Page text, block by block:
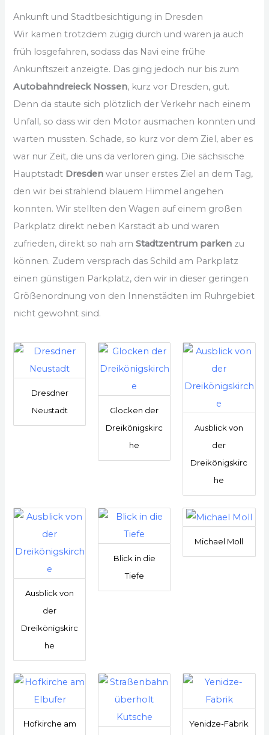
Ankunft und Stadtbesichtigung in Dresden
Wir kamen trotzdem zügig durch und waren ja auch
früh losgefahren, sodass das Navi eine frühe
Ankunftszeit anzeigte. Das ging jedoch nur bis zum
Autobahndreieck Nossen, kurz vor Dresden, gut.
Denn da staute sich plötzlich der Verkehr nach einem
Unfall, so dass wir den Motor ausmachen konnten und
warten mussten. Schade, so kurz vor dem Ziel, aber es
war nur Zeit, die uns da verloren ging. Die sächsische
Hauptstadt Dresden war unser erstes Ziel an dem Tag,
den wir bei strahlend blauem Himmel angehen
konnten. Wir stellten den Wagen auf einem großen
Parkplatz direkt neben Karstadt ab und waren
zufrieden, direkt so nah amStadtzentrum parken zu
können. Zudem versprach das Schild am Parkplatz
einen günstigen Parkplatz, den wir in dieser geringen
Größenordnung von den Innenstädten im Ruhrgebiet
nicht gewohnt sind.
Dresdner
Neustadt
Glocken der
Dreikönigskirc
he
Ausblick von
der
Dreikönigskirc
he
Ausblick von
der
Dreikönigskirc
he
Blick in die
Tiefe
Michael Moll
Hofkirche am Yenidze-Fabrik